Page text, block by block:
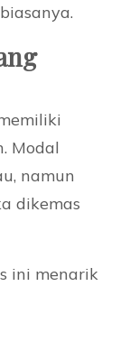
Modal
namun
dikemas
ini menarik